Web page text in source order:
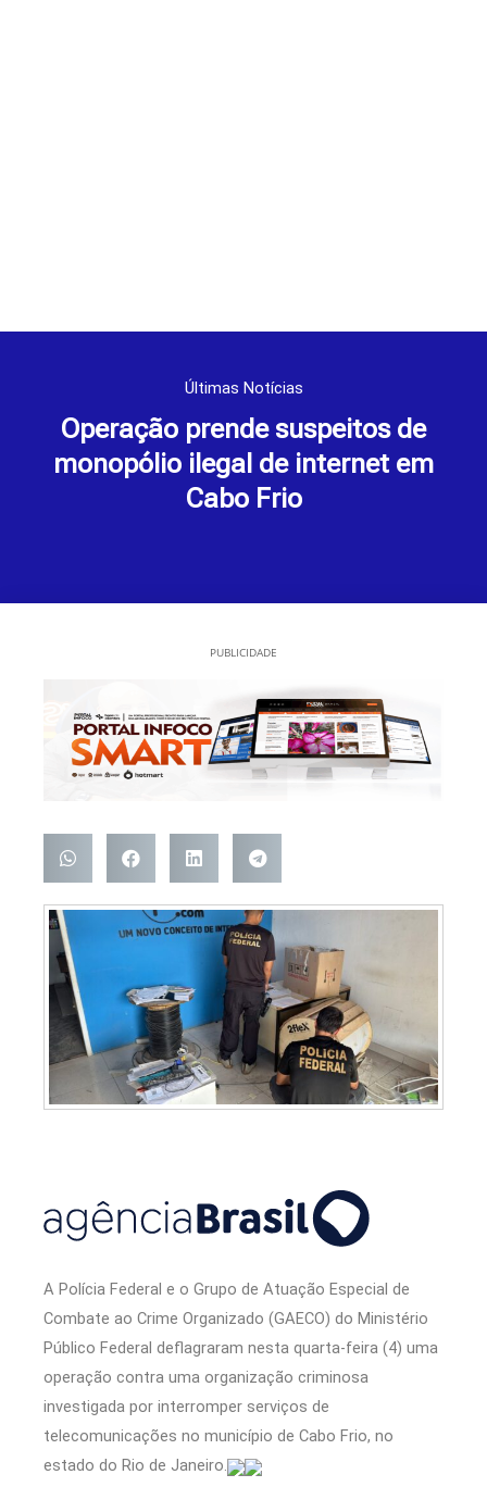
Últimas Notícias
Operação prende suspeitos de
monopólio ilegal de internet em
Cabo Frio
PUBLICIDADE
A Polícia Federal e o Grupo de Atuação Especial de
Combate ao Crime Organizado (GAECO) do Ministério
Público Federal deflagraram nesta quarta-feira (4) uma
operação contra uma organização criminosa
investigada por interromper serviços de
telecomunicações no município de Cabo Frio, no
estado do Rio de Janeiro.